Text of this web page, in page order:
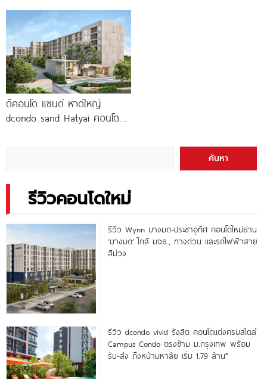
ดีคอนโด แซนด์ หาดใหญ่
dcondo sand Hatyai คอนโด
ค้นหา
รีวิวคอนโดใหม่
รีวิว Wynn บางมด-ประชาอุทิศ คอนโดใหม่ย่าน
‘บางมด’ ใกล้ มจธ., ทางด่วน และรถไฟฟ้าสาย
สีม่วง
รีวิว dcondo vivid รังสิต คอนโดแต่งครบสไตล์
Campus Condo ตรงข้าม ม.กรุงเทพ พร้อม
รับ-ส่ง ถึงหน้ามหาลัย เริ่ม 1.79 ล้าน*